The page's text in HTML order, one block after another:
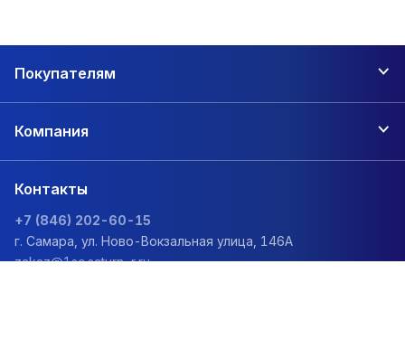
Покупателям
Компания
Контакты
+7 (846) 202-60-15
г. Самара, ул. Ново-Вокзальная улица, 146А
zakaz@1sc.saturn-r.ru